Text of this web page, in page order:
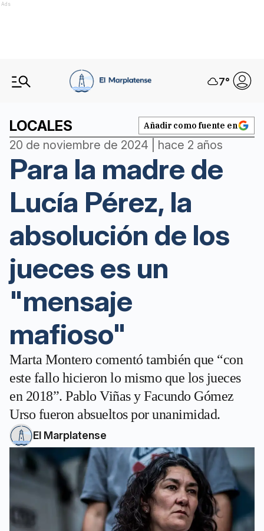
Ads
7°
LOCALES Añadir como fuente en
20 de noviembre de 2024 | hace 2 años
Para la madre de
Lucía Pérez, la
absolución de los
jueces es un
"mensaje
mafioso"
Marta Montero comentó también que “con
este fallo hicieron lo mismo que los jueces
en 2018”. Pablo Viñas y Facundo Gómez
Urso fueron absueltos por unanimidad.
El Marplatense